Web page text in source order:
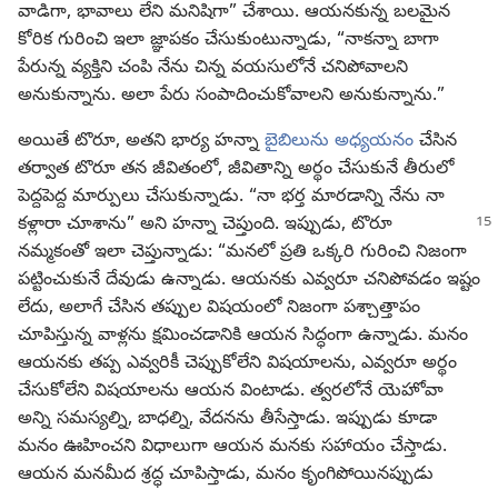
వాడిగా, భావాలు లేని మనిషిగా” చేశాయి. ఆయనకున్న బలమైన
కోరిక గురించి ఇలా జ్ఞాపకం చేసుకుంటున్నాడు, “నాకన్నా బాగా
పేరున్న వ్యక్తిని చంపి నేను చిన్న వయసులోనే చనిపోవాలని
అనుకున్నాను. అలా పేరు సంపాదించుకోవాలని అనుకున్నాను.”
అయితే టొరూ, అతని భార్య హన్నా బైబిలును అధ్యయనం చేసిన
తర్వాత టొరూ తన జీవితంలో, జీవితాన్ని అర్థం చేసుకునే తీరులో
పెద్దపెద్ద మార్పులు చేసుకున్నాడు. “నా భర్త మారడాన్ని నేను నా
కళ్లారా చూశాను” అని హన్నా చెప్తుంది. ఇప్పుడు, టొరూ
నమ్మకంతో ఇలా చెప్తున్నాడు: “మనలో ప్రతి ఒక్కరి గురించి నిజంగా
పట్టించుకునే దేవుడు ఉన్నాడు. ఆయనకు ఎవ్వరూ చనిపోవడం ఇష్టం
లేదు, అలాగే చేసిన తప్పుల విషయంలో నిజంగా పశ్చాత్తాపం
చూపిస్తున్న వాళ్లను క్షమించడానికి ఆయన సిద్ధంగా ఉన్నాడు. మనం
ఆయనకు తప్ప ఎవ్వరికీ చెప్పుకోలేని విషయాలను, ఎవ్వరూ అర్థం
చేసుకోలేని విషయాలను ఆయన వింటాడు. త్వరలోనే యెహోవా
అన్ని సమస్యల్ని, బాధల్ని, వేదనను తీసేస్తాడు. ఇప్పుడు కూడా
మనం ఊహించని విధాలుగా ఆయన మనకు సహాయం చేస్తాడు.
ఆయన మనమీద శ్రద్ధ చూపిస్తాడు, మనం కృంగిపోయినప్పుడు